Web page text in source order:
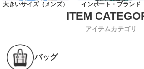
大きいサイズ（メンズ） インポート・ブランド
アイテムカテゴリ
バッグ